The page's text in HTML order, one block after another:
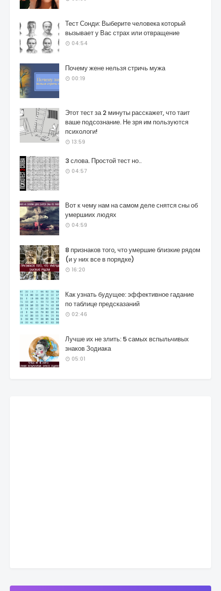
Тест Сонди: Выберите человека который
вызывает у Вас страх или отвращение
04:54
Почему жене нельзя стричь мужа
00:19
Этот тест за 2 минуты расскажет, что таит
ваше подсознание. Не зря им пользуются
психологи!
13:59
3 слова. Простой тест но..
04:57
Вот к чему нам на самом деле снятся сны об
умершиих людях
04:59
8 признаков того, что умершие близкие рядом
(и у них все в порядке)
16:20
Как узнать будущее: эффективное гадание
по таблице предсказаний
02:46
Лучше их не злить: 5 самых вспыльчивых
знаков Зодиака
05:01